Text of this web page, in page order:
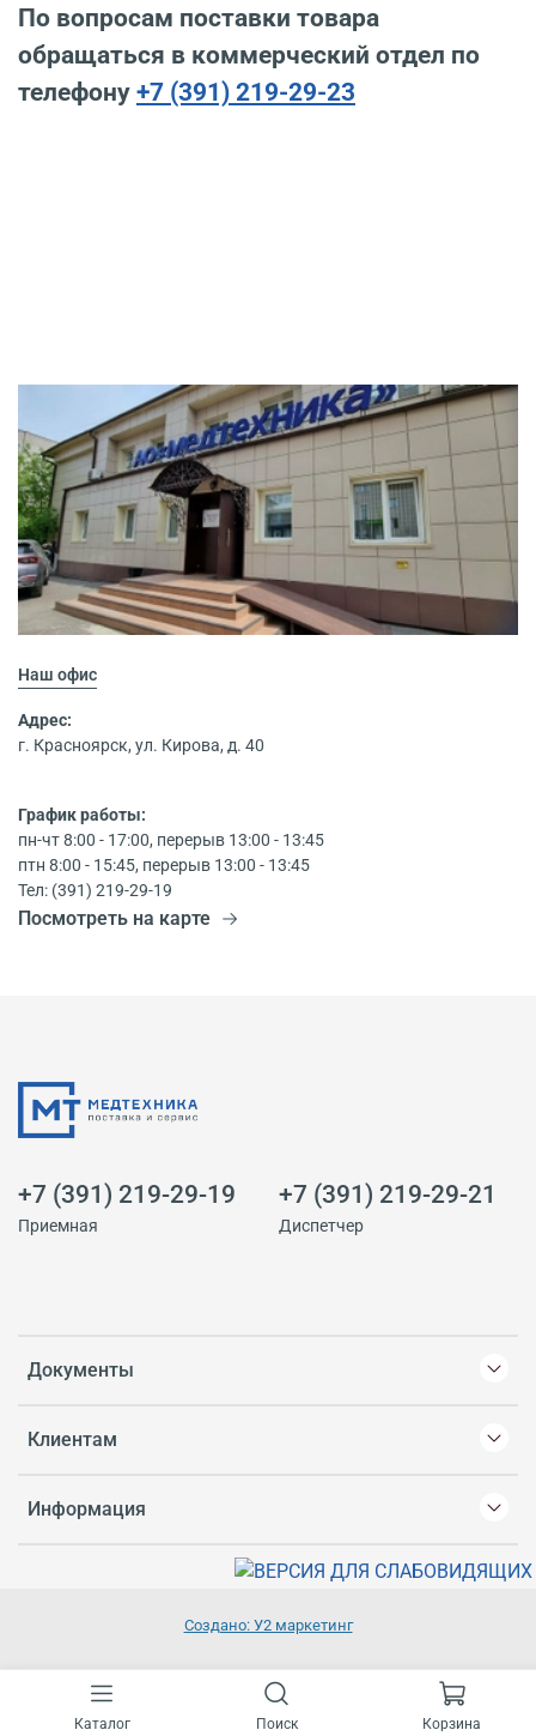
По вопросам поставки товара
обращаться в коммерческий отдел по
телефону +7 (391) 219-29-23
Наш офис
Адрес:
г. Красноярск, ул. Кирова, д. 40
График работы:
пн-чт 8:00 - 17:00, перерыв 13:00 - 13:45
птн 8:00 - 15:45, перерыв 13:00 - 13:45
Тел: (391) 219-29-19
Посмотреть на карте
Документы
Клиентам
Информация
+7 (391) 219-29-19
Приемная
+7 (391) 219-29-21
Диспетчер
Создано: У2 маркетинг
Каталог Поиск Корзина